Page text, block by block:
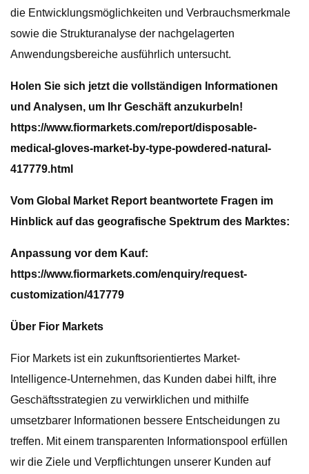
die Entwicklungsmöglichkeiten und Verbrauchsmerkmale
sowie die Strukturanalyse der nachgelagerten
Anwendungsbereiche ausführlich untersucht.
Holen Sie sich jetzt die vollständigen Informationen
und Analysen, um Ihr Geschäft anzukurbeln!
https://www.fiormarkets.com/report/disposable-
medical-gloves-market-by-type-powdered-natural-
417779.html
Vom Global Market Report beantwortete Fragen im
Hinblick auf das geografische Spektrum des Marktes:
Anpassung vor dem Kauf:
https://www.fiormarkets.com/enquiry/request-
customization/417779
Über Fior Markets
Fior Markets ist ein zukunftsorientiertes Market-
Intelligence-Unternehmen, das Kunden dabei hilft, ihre
Geschäftsstrategien zu verwirklichen und mithilfe
umsetzbarer Informationen bessere Entscheidungen zu
treffen. Mit einem transparenten Informationspool erfüllen
wir die Ziele und Verpflichtungen unserer Kunden auf